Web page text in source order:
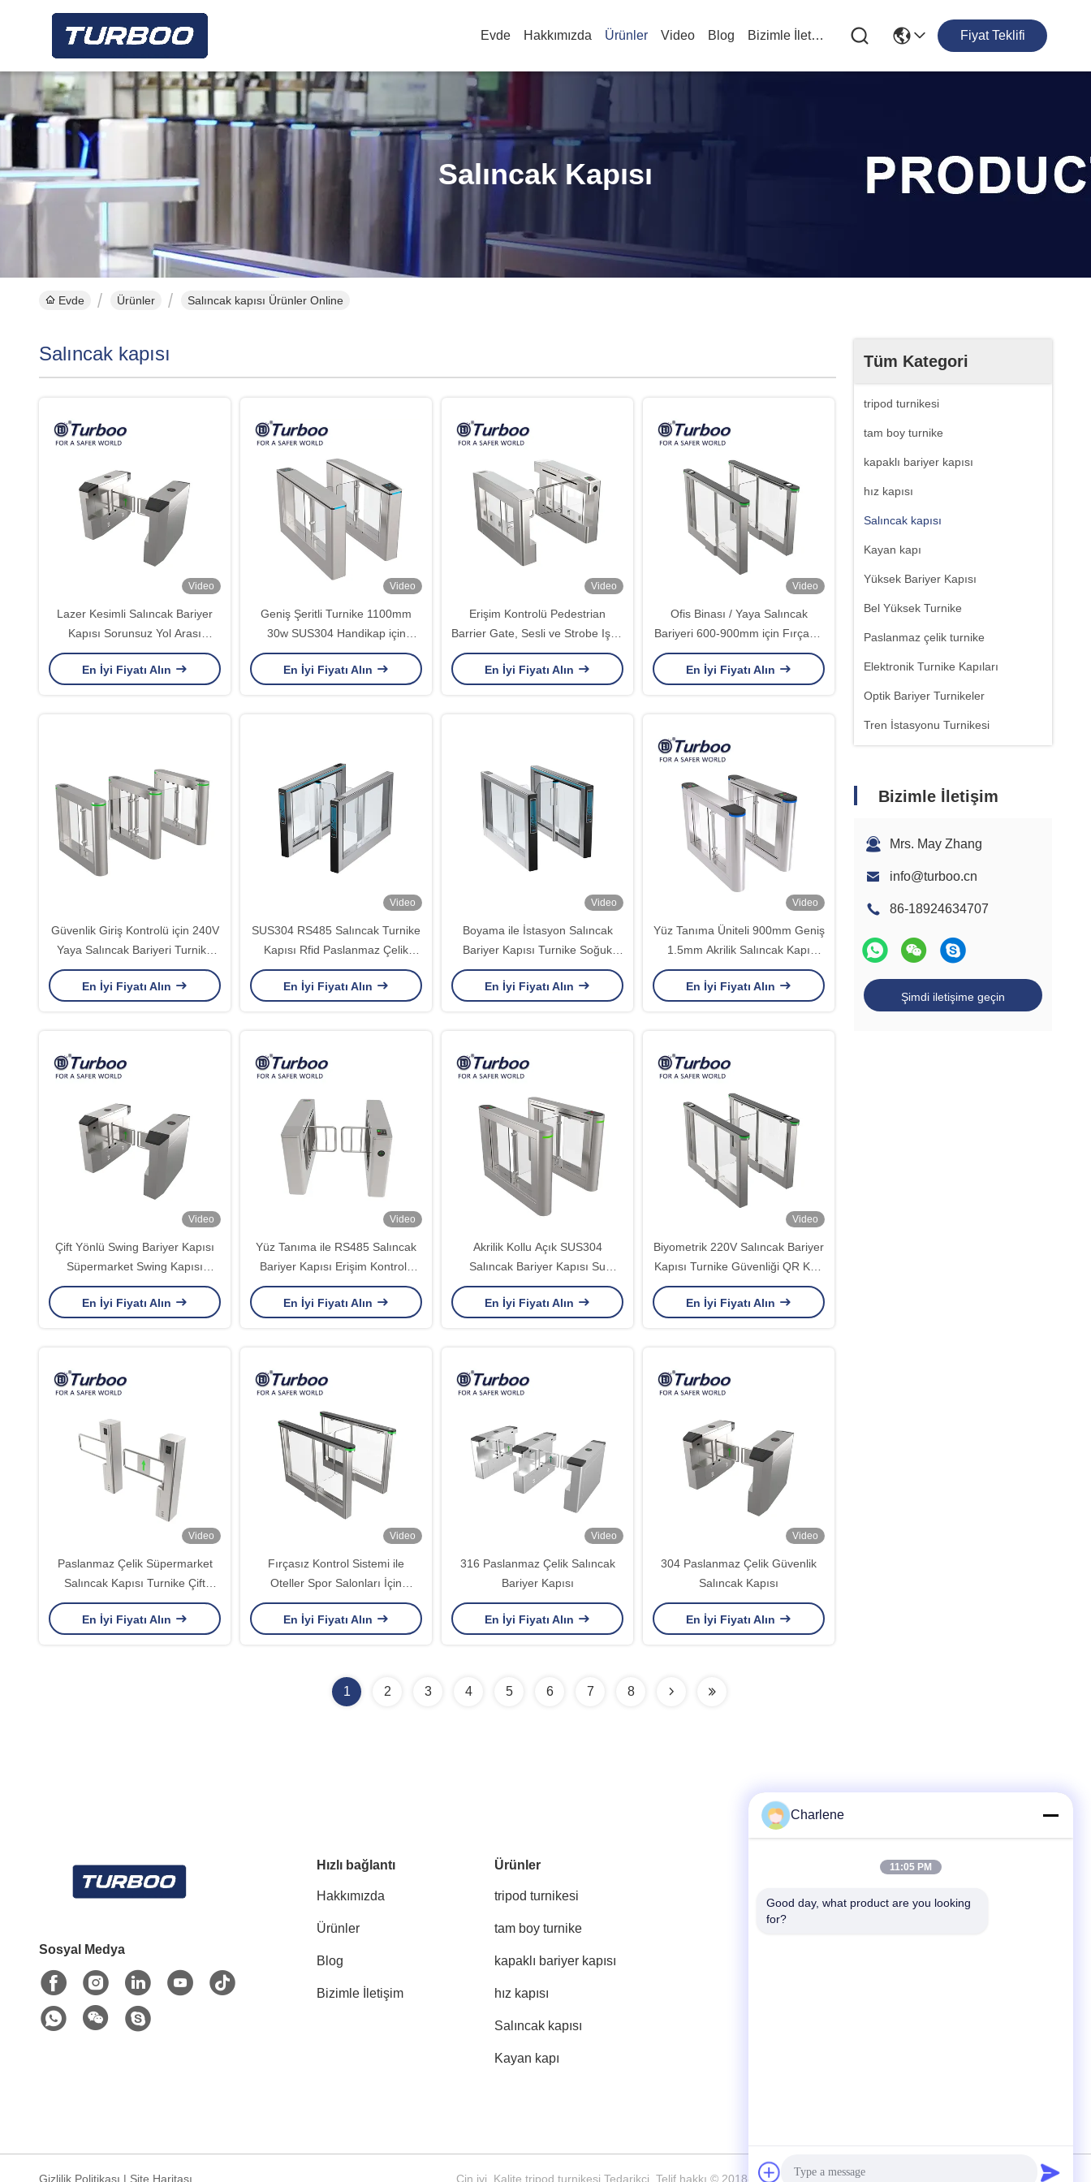
Evde Hakkımızda Ürünler Video Blog Bizimle İletişim Fiyat Teklifi
Salıncak Kapısı
Evde Ürünler Salıncak kapısı Ürünler Online
Tüm Kategori
tripod turnikesi
tam boy turnike
kapaklı bariyer kapısı
hız kapısı
Salıncak kapısı
Kayan kapı
Yüksek Bariyer Kapısı
Bel Yüksek Turnike
Paslanmaz çelik turnike
Elektronik Turnike Kapıları
Optik Bariyer Turnikeler
Tren İstasyonu Turnikesi
Bizimle İletişim
Mrs. May Zhang
info@turboo.cn
86-18924634707
Şimdi iletişime geçin
Salıncak kapısı
Video
Lazer Kesimli Salıncak Bariyer
Kapısı Sorunsuz Yol Arası
Parklar için
En İyi Fiyatı Alın
Video
Geniş Şeritli Turnike 1100mm
30w SUS304 Handikap için
Salıncak Bariyer Kapısı RFID
Kartı
En İyi Fiyatı Alın
Video
Erişim Kontrolü Pedestrian
Barrier Gate, Sesli ve Strobe Işığı
Uyarıları ile
En İyi Fiyatı Alın
Video
Ofis Binası / Yaya Salıncak
Bariyeri 600-900mm için Fırçasız
Motor Salıncak Bariyer Kapısı
En İyi Fiyatı Alın
Güvenlik Giriş Kontrolü için 240V
Yaya Salıncak Bariyeri Turnike
Kapısı
En İyi Fiyatı Alın
Video
SUS304 RS485 Salıncak Turnike
Kapısı Rfid Paslanmaz Çelik
Turnikeler
En İyi Fiyatı Alın
Video
Boyama ile İstasyon Salıncak
Bariyer Kapısı Turnike Soğuk
Haddeleme Levhası
En İyi Fiyatı Alın
Video
Yüz Tanıma Üniteli 900mm Geniş
1.5mm Akrilik Salıncak Kapı
Turnike
En İyi Fiyatı Alın
Video
Çift Yönlü Swing Bariyer Kapısı
Süpermarket Swing Kapısı
Turnike
En İyi Fiyatı Alın
Video
Yüz Tanıma ile RS485 Salıncak
Bariyer Kapısı Erişim Kontrolü
Turnike
En İyi Fiyatı Alın
Akrilik Kollu Açık SUS304
Salıncak Bariyer Kapısı Su
Geçirmez Turnike
En İyi Fiyatı Alın
Video
Biyometrik 220V Salıncak Bariyer
Kapısı Turnike Güvenliği QR Kod
Okuyucu
En İyi Fiyatı Alın
Video
Paslanmaz Çelik Süpermarket
Salıncak Kapısı Turnike Çift
Yönlü Tek Geçişli
En İyi Fiyatı Alın
Video
Fırçasız Kontrol Sistemi ile
Oteller Spor Salonları İçin
900mm Genişlik RS485 Optik
Salıncak turnike
En İyi Fiyatı Alın
Video
316 Paslanmaz Çelik Salıncak
Bariyer Kapısı
En İyi Fiyatı Alın
Video
304 Paslanmaz Çelik Güvenlik
Salıncak Kapısı
En İyi Fiyatı Alın
1 2 3 4 5 6 7 8
Sosyal Medya
Hızlı bağlantı
Hakkımızda
Ürünler
Blog
Bizimle İletişim
Ürünler
tripod turnikesi
tam boy turnike
kapaklı bariyer kapısı
hız kapısı
Salıncak kapısı
Kayan kapı
Tel
Gizlilik Politikası | Site Haritası Çin iyi. Kalite tripod turnikesi Tedarikçi. Telif hakkı © 2018-2026 Turboo Automation Co., Ltd Hepsi. Haklar korunmuş.
Charlene
11:05 PM
Good day, what product are you looking
for?